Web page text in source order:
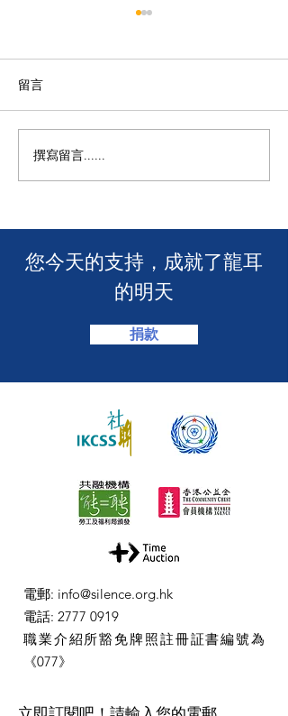
香港警務處 | 網上申請992
緊急短訊求助服務
留言
撰寫留言......
​您今天的支持，成就了龍耳
的明天
捐款
電郵: info@silence.org.hk
電話: 2777 0919
職業介紹所豁免牌照註冊証書編號為
《077》